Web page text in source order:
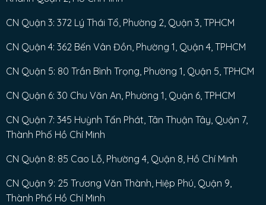
CN Quận 3: 372 Lý Thái Tổ, Phường 2, Quận 3, TPHCM
CN Quận 4: 362 Bến Vân Đồn, Phường 1, Quận 4, TPHCM
CN Quận 5: 80 Trần Bình Trọng, Phường 1, Quận 5, TPHCM
CN Quận 6: 30 Chu Văn An, Phường 1, Quận 6, TPHCM
CN Quận 7: 345 Huỳnh Tấn Phát, Tân Thuận Tây, Quận 7,
Thành Phố Hồ Chí Minh
CN Quận 8: 85 Cao Lỗ, Phường 4, Quận 8, Hồ Chí Minh
CN Quận 9: 25 Trương Văn Thành, Hiệp Phú, Quận 9,
Thành Phố Hồ Chí Minh